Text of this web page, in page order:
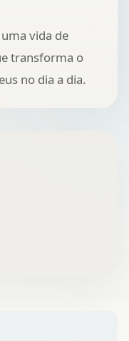
vida de
transforma o
no dia a dia.